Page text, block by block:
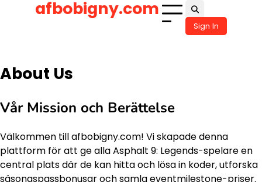
afbobigny.com
Sign In
About Us
Vår Mission och Berättelse
Välkommen till afbobigny.com! Vi skapade denna
plattform för att ge alla Asphalt 9: Legends-spelare en
central plats där de kan hitta och lösa in koder, utforska
säsongspassbonusar och samla eventmilestone-priser.